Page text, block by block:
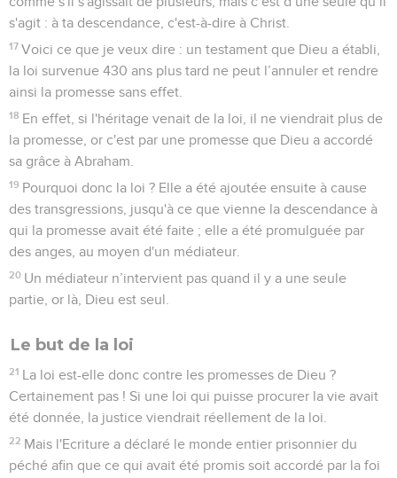
s'agit : à ta descendance, c'est-à-dire à Christ.
17 Voici ce que je veux dire : un testament que Dieu a établi,
la loi survenue 430 ans plus tard ne peut l’annuler et rendre
ainsi la promesse sans effet.
18 En effet, si l'héritage venait de la loi, il ne viendrait plus de
la promesse, or c'est par une promesse que Dieu a accordé
sa grâce à Abraham.
19 Pourquoi donc la loi ? Elle a été ajoutée ensuite à cause
des transgressions, jusqu'à ce que vienne la descendance à
qui la promesse avait été faite ; elle a été promulguée par
des anges, au moyen d'un médiateur.
20 Un médiateur n’intervient pas quand il y a une seule
partie, or là, Dieu est seul.
Le but de la loi
21 La loi est-elle donc contre les promesses de Dieu ?
Certainement pas ! Si une loi qui puisse procurer la vie avait
été donnée, la justice viendrait réellement de la loi.
22 Mais l'Ecriture a déclaré le monde entier prisonnier du
péché afin que ce qui avait été promis soit accordé par la foi